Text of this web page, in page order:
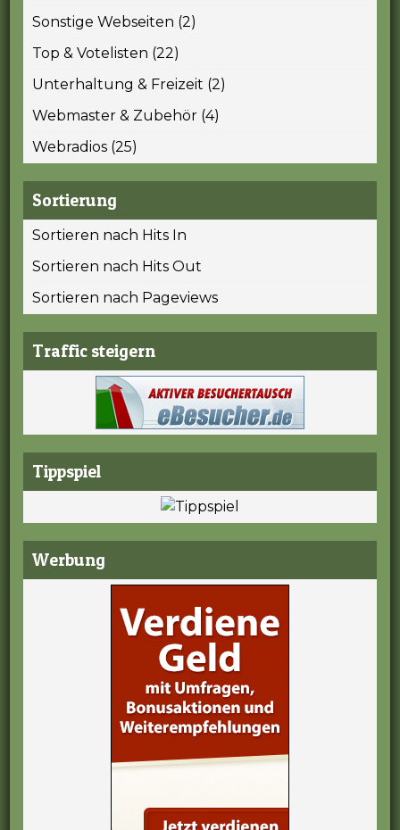
Sonstige Webseiten (2)
Top & Votelisten (22)
Unterhaltung & Freizeit (2)
Webmaster & Zubehör (4)
Webradios (25)
Sortierung
Sortieren nach Hits In
Sortieren nach Hits Out
Sortieren nach Pageviews
Traffic steigern
Tippspiel
Werbung